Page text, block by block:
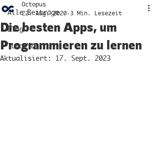
Alle Beiträge
Blog
Tutorial
Die besten Apps, um
Programmieren zu lernen
Octopus
22. Aug. 2020 3 Min. Lesezeit
Aktualisiert: 17. Sept. 2023